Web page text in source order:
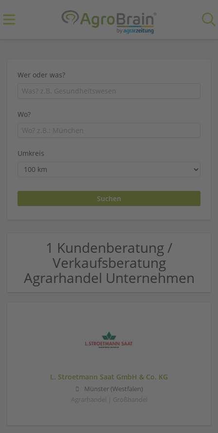
Wer oder was?
Wo?
Umkreis
1 Kundenberatung /
Verkaufsberatung
Agrarhandel Unternehmen
L. Stroetmann Saat GmbH & Co. KG
Münster (Westfalen)
Agrarhandel | Großhandel